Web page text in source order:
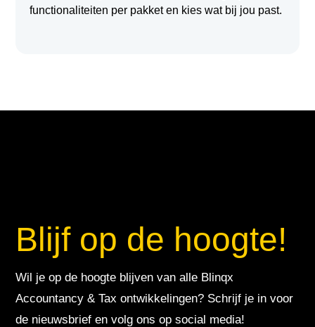
functionaliteiten per pakket en kies wat bij jou past.
Blijf op de hoogte!
Wil je op de hoogte blijven van alle Blinqx
Accountancy & Tax ontwikkelingen? Schrijf je in voor
de nieuwsbrief en volg ons op social media!